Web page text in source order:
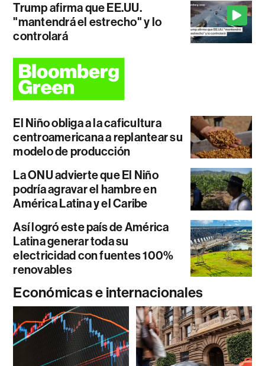
Trump afirma que EE.UU.
"mantendrá el estrecho" y lo
controlará
El Niño obliga a la caficultura
centroamericana a replantear su
modelo de producción
La ONU advierte que El Niño
podría agravar el hambre en
América Latina y el Caribe
Así logró este país de América
Latina generar toda su
electricidad con fuentes 100%
renovables
Económicas e internacionales